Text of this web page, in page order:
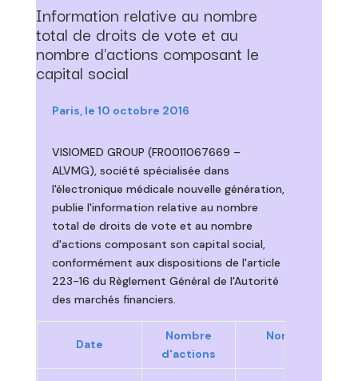
Information relative au nombre
total de droits de vote et au
nombre d'actions composant le
capital social
Paris, le 10 octobre 2016
VISIOMED GROUP (FR0011067669 –
ALVMG), société spécialisée dans
l'électronique médicale nouvelle génération,
publie l'information relative au nombre
total de droits de vote et au nombre
d'actions composant son capital social,
conformément aux dispositions de l'article
223-16 du Règlement Général de l'Autorité
des marchés financiers.
Date
Nombre
d'actions
Nombre de